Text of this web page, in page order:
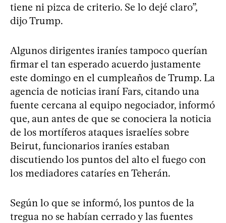
tiene ni pizca de criterio. Se lo dejé claro”,
dijo Trump.
Algunos dirigentes iraníes tampoco querían
firmar el tan esperado acuerdo justamente
este domingo en el cumpleaños de Trump. La
agencia de noticias iraní Fars, citando una
fuente cercana al equipo negociador, informó
que, aun antes de que se conociera la noticia
de los mortíferos ataques israelíes sobre
Beirut, funcionarios iraníes estaban
discutiendo los puntos del alto el fuego con
los mediadores cataríes en Teherán.
Según lo que se informó, los puntos de la
tregua no se habían cerrado y las fuentes